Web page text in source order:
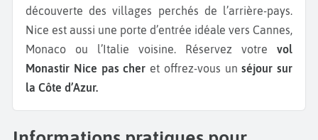
découverte des villages perchés de l’arrière-pays.
Nice est aussi une porte d’entrée idéale vers Cannes,
Monaco ou l’Italie voisine. Réservez votre vol
Monastir Nice pas cher et offrez-vous unséjour sur
la Côte d’Azur.